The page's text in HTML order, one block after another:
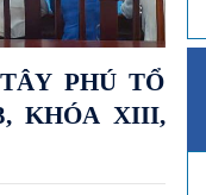
PHÚ TỔ
KHÓA XIII,